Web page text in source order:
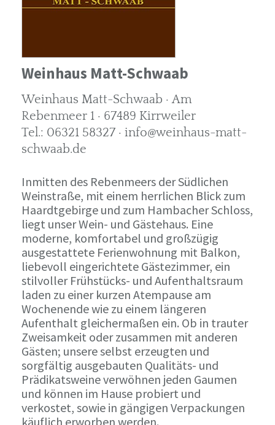
Weinhaus Matt-Schwaab
Weinhaus Matt-Schwaab · Am
Rebenmeer 1 · 67489 Kirrweiler
Tel.: 06321 58327 · info@weinhaus-matt-
schwaab.de
Inmitten des Rebenmeers der Südlichen
Weinstraße, mit einem herrlichen Blick zum
Haardtgebirge und zum Hambacher Schloss,
liegt unser Wein- und Gästehaus. Eine
moderne, komfortabel und großzügig
ausgestattete Ferienwohnung mit Balkon,
liebevoll eingerichtete Gästezimmer, ein
stilvoller Frühstücks- und Aufenthaltsraum
laden zu einer kurzen Atempause am
Wochenende wie zu einem längeren
Aufenthalt gleichermaßen ein. Ob in trauter
Zweisamkeit oder zusammen mit anderen
Gästen; unsere selbst erzeugten und
sorgfältig ausgebauten Qualitäts- und
Prädikatsweine verwöhnen jeden Gaumen
und können im Hause probiert und
verkostet, sowie in gängigen Verpackungen
käuflich erworben werden.